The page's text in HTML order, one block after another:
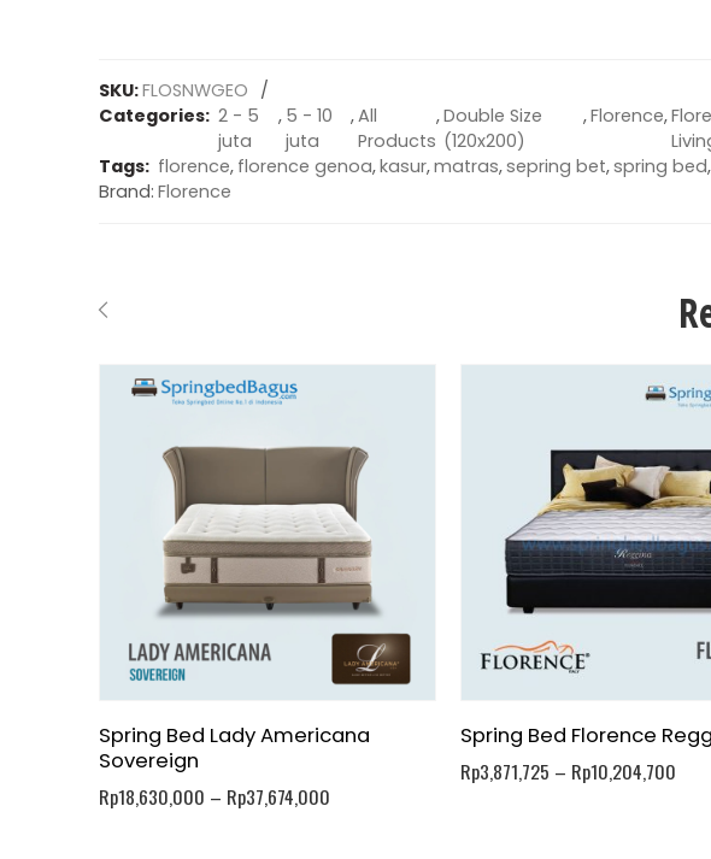
SKU:FLOSNWGEO
Categories: 2 - 5
juta
, 5 - 10
juta
,All
Products
,Double Size
(120x200)
,Florence,
Tags: florence, florence genoa,kasur,matras,sepring bet,spring bed,
Brand: Florence
Spring Bed Lady Americana
Sovereign
Rp18,630,000 – Rp37,674,000
Spring Bed Florence
Rp3,871,725 – Rp10,204,700